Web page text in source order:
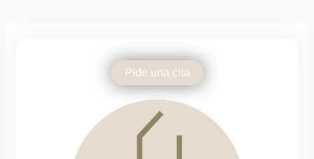
Pide una cita